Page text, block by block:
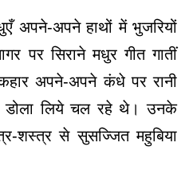
अपने हाथों में भुजरियों
पर सिराने मधुर गीत गातीं
अपने-अपने कंधे पर रानी
डोला लिये चल रहे थे। उनके
शस्त्र से सुसज्जित महुबिया